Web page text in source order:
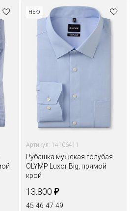
НЬЮ
Артикул: 14106411
Рубашка мужская голубая
OLYMP Luxor Big, прямой
крой
13.800 ₽
45 46 47 49